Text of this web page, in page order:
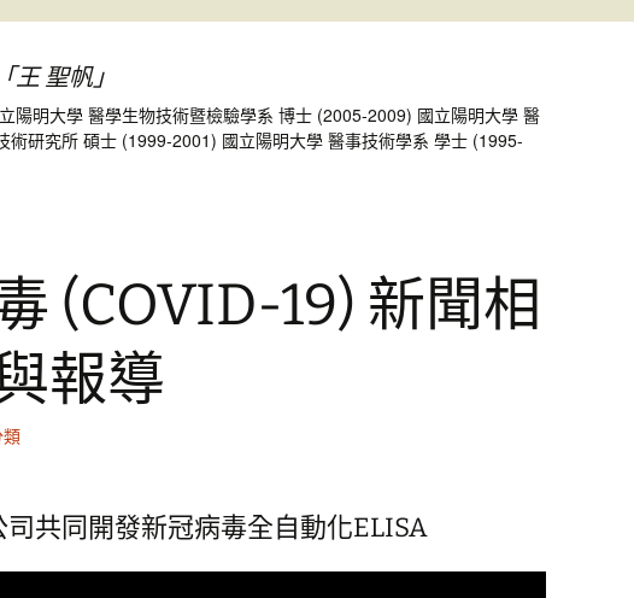
王 聖帆」
陽明大學 醫學生物技術暨檢驗學系 博士 (2005-2009) 國立陽明大學 醫
術研究所 碩士 (1999-2001) 國立陽明大學 醫事技術學系 學士 (1995-
(COVID-19) 新聞相
報導
共同開發新冠病毒全自動化ELISA